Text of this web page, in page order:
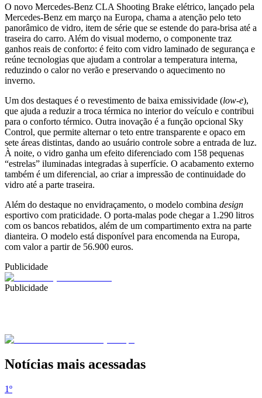
O novo Mercedes-Benz CLA Shooting Brake elétrico, lançado pela
Mercedes-Benz em março na Europa, chama a atenção pelo teto
panorâmico de vidro, item de série que se estende do para-brisa até a
traseira do carro. Além do visual moderno, o componente traz
ganhos reais de conforto: é feito com vidro laminado de segurança e
reúne tecnologias que ajudam a controlar a temperatura interna,
reduzindo o calor no verão e preservando o aquecimento no
inverno.
Um dos destaques é o revestimento de baixa emissividade (low-e),
que ajuda a reduzir a troca térmica no interior do veículo e contribui
para o conforto térmico. Outra inovação é a função opcional Sky
Control, que permite alternar o teto entre transparente e opaco em
sete áreas distintas, dando ao usuário controle sobre a entrada de luz.
À noite, o vidro ganha um efeito diferenciado com 158 pequenas
“estrelas” iluminadas integradas à superfície. O acabamento externo
também é um diferencial, ao criar a impressão de continuidade do
vidro até a parte traseira.
Além do destaque no envidraçamento, o modelo combina design
esportivo com praticidade. O porta-malas pode chegar a 1.290 litros
com os bancos rebatidos, além de um compartimento extra na parte
dianteira. O modelo está disponível para encomenda na Europa,
com valor a partir de 56.900 euros.
Publicidade
Publicidade
Notícias mais acessadas
1º